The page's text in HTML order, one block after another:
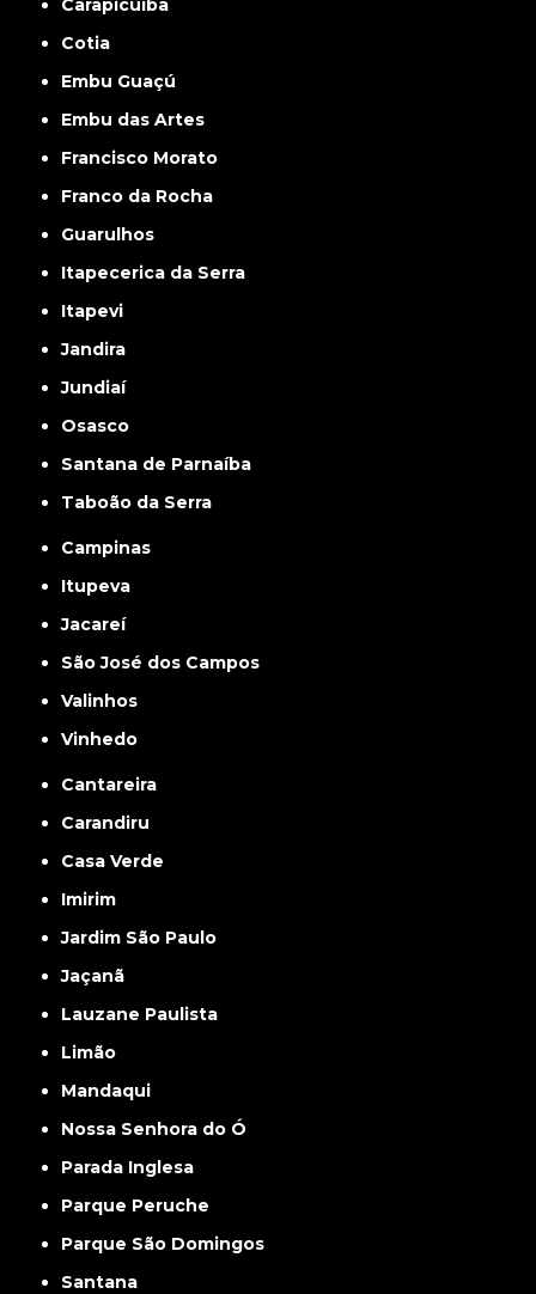
Cotia
Embu Guaçú
Embu das Artes
Francisco Morato
Franco da Rocha
Guarulhos
Itapecerica da Serra
Itapevi
Jandira
Jundiaí
Osasco
Santana de Parnaíba
Taboão da Serra
Campinas
Itupeva
Jacareí
São José dos Campos
Valinhos
Vinhedo
Cantareira
Carandiru
Casa Verde
Imirim
Jardim São Paulo
Jaçanã
Lauzane Paulista
Limão
Mandaqui
Nossa Senhora do Ó
Parada Inglesa
Parque Peruche
Parque São Domingos
Santana